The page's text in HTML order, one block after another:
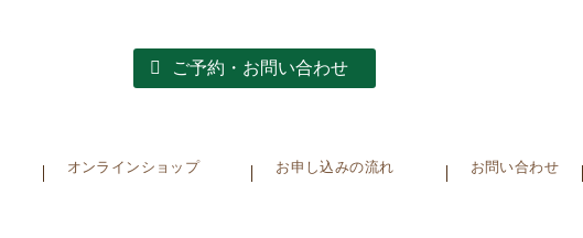
ご予約・お問い合わせ
オンラインショップ お申し込みの流れ お問い合わせ